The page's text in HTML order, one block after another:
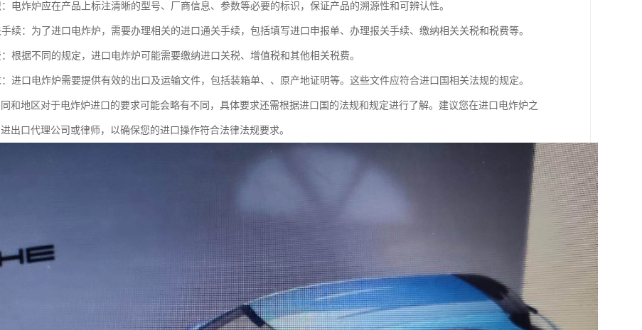
电炸炉应在产品上标注清晰的型号、厂商信息、参数等必要的标识，保证产品的溯源性和可辨认性。
续：为了进口电炸炉，需要办理相关的进口通关手续，包括填写进口申报单、办理报关手续、缴纳相关关税和税费等。
根据不同的规定，进口电炸炉可能需要缴纳进口关税、增值税和其他相关税费。
进口电炸炉需要提供有效的出口及运输文件，包括装箱单、、原产地证明等。这些文件应符合进口国相关法规的规定。
和地区对于电炸炉进口的要求可能会略有不同，具体要求还需根据进口国的法规和规定进行了解。建议您在进口电炸炉之
出口代理公司或律师，以确保您的进口操作符合法律法规要求。